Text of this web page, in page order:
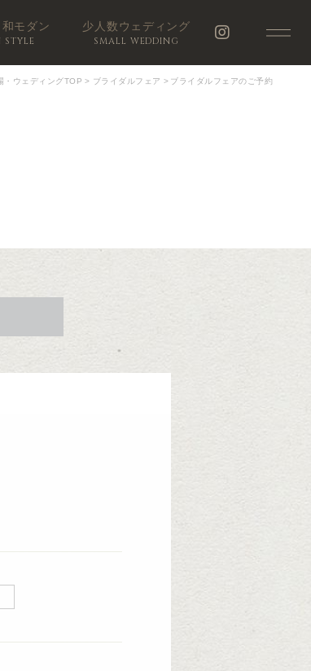
モダン
STYLE
少人数ウェディング
SMALL WEDDING
・ウェディングTOP > ブライダルフェア > ブライダルフェアのご予約